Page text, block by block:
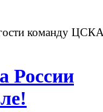
команду
России